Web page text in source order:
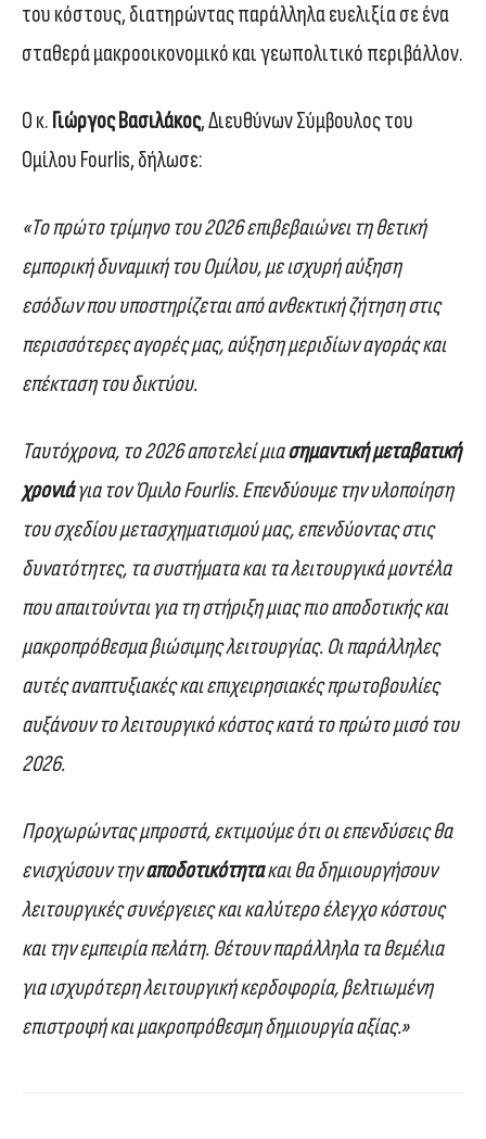
του κόστους, διατηρώντας παράλληλα ευελιξία σε ένα
σταθερά μακροοικονομικό και γεωπολιτικό περιβάλλον.
Ο κ. Γιώργος Βασιλάκoς, Διευθύνων Σύμβουλος του
Ομίλου Fourlis, δήλωσε:
«Το πρώτο τρίμηνο του 2026 επιβεβαιώνει τη θετική
εμπορική δυναμική του Ομίλου, με ισχυρή αύξηση
εσόδων που υποστηρίζεται από ανθεκτική ζήτηση στις
περισσότερες αγορές μας, αύξηση μεριδίων αγοράς και
επέκταση του δικτύου.
Ταυτόχρονα, το 2026 αποτελεί μιασημαντική μεταβατική
χρονιάγια τον Όμιλο Fourlis. Επενδύουμε την υλοποίηση
του σχεδίου μετασχηματισμού μας, επενδύοντας στις
δυνατότητες, τα συστήματα και τα λειτουργικά μοντέλα
που απαιτούνται για τη στήριξη μιας πιο αποδοτικής και
μακροπρόθεσμα βιώσιμης λειτουργίας. Οι παράλληλες
αυτές αναπτυξιακές και επιχειρησιακές πρωτοβουλίες
αυξάνουν το λειτουργικό κόστος κατά το πρώτο μισό του
2026.
Προχωρώντας μπροστά, εκτιμούμε ότι οι επενδύσεις θα
ενισχύσουν τηναποδοτικότητακαι θα δημιουργήσουν
λειτουργικές συνέργειες και καλύτερο έλεγχο κόστους
και την εμπειρία πελάτη. Θέτουν παράλληλα τα θεμέλια
για ισχυρότερη λειτουργική κερδοφορία, βελτιωμένη
επιστροφή και μακροπρόθεσμη δημιουργία αξίας.»